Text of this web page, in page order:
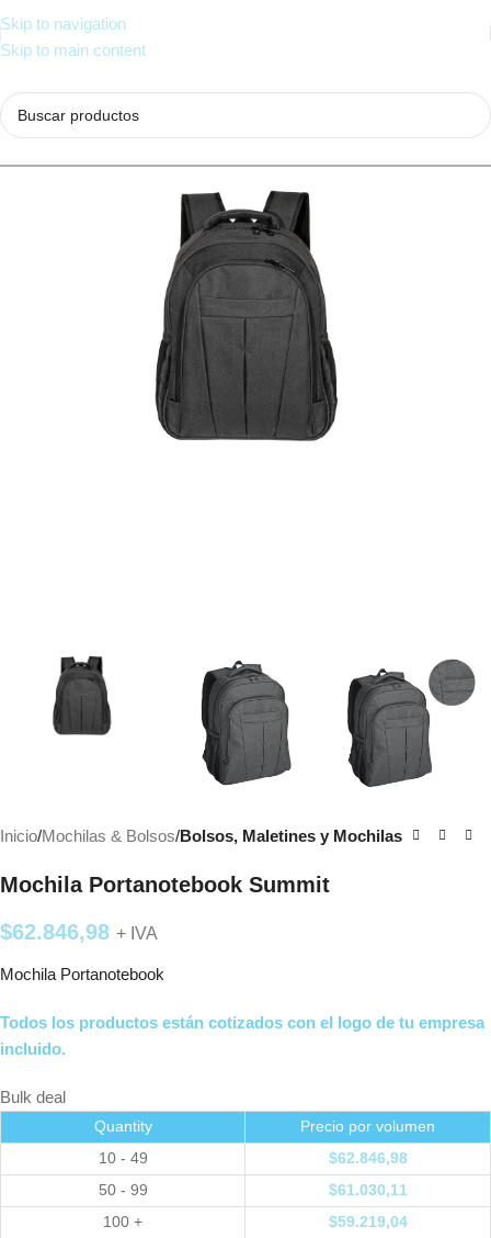
Skip to navigation
Skip to main content
Inicio Mochilas & Bolsos Bolsos, Maletines y Mochilas
Mochila Portanotebook Summit
$62.846,98 + IVA
Mochila Portanotebook
Todos los productos están cotizados con el logo de tu empresa
incluido.
Bulk deal
Quantity
Precio por volumen
10 - 49
$62.846,98
50 - 99
$61.030,11
100 +
$59.219,04